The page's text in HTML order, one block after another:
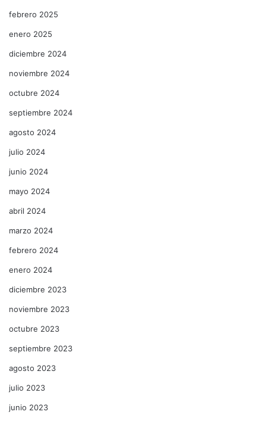
febrero 2025
enero 2025
diciembre 2024
noviembre 2024
octubre 2024
septiembre 2024
agosto 2024
julio 2024
junio 2024
mayo 2024
abril 2024
marzo 2024
febrero 2024
enero 2024
diciembre 2023
noviembre 2023
octubre 2023
septiembre 2023
agosto 2023
julio 2023
junio 2023